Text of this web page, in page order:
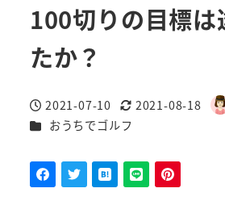
100切りの目標は
たか？
投稿日
2021-07-10
更新日
2021-08-18
著
カテゴリー
おうちでゴルフ